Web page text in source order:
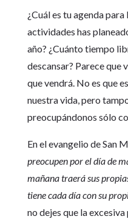
¿Cuál es tu agenda
actividades has
año? ¿Cuánto tiempo
descansar? Parece que
que vendrá. No es que
nuestra vida, pero
preocupándonos sólo
En el evangelio de San
preocupen por el día de
mañana traerá sus
tiene cada día con su
no dejes que la